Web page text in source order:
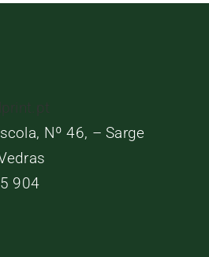
Nº 46, – Sarge
904